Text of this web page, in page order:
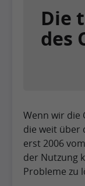
Die
des
Wenn wir die
die weit über
erst 2006
der Nutzung
Probleme zu